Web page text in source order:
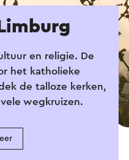
en religie. De
het katholieke
de talloze kerken,
wegkruizen.